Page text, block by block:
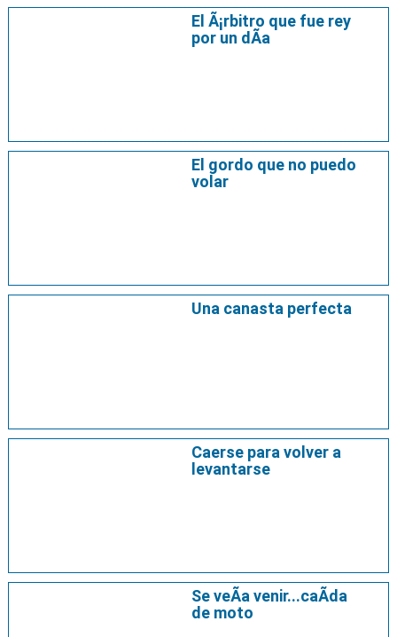
El Ã¡rbitro que fue rey
por un dÃ­a
El gordo que no puedo
volar
Una canasta perfecta
Caerse para volver a
levantarse
Se veÃ­a venir...caÃ­da
de moto